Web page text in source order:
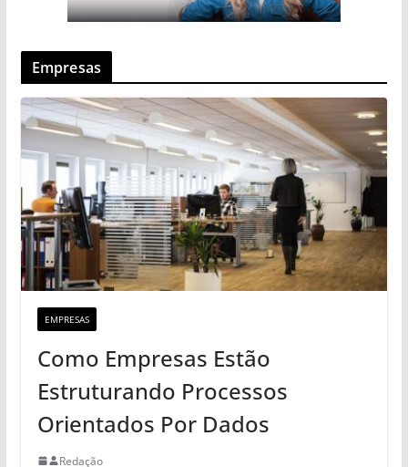
Empresas
EMPRESAS
Como Empresas Estão
Estruturando Processos
Orientados Por Dados
Redação